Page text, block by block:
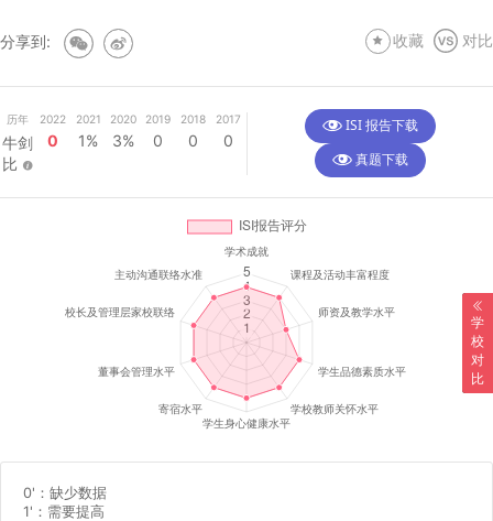
分享到: 收藏 对比
历年
牛剑
比
2022
0
2021
1%
2020
3%
2019
0
2018
0
2017
0
ISI 报告下载
真题下载
0' ：缺少数据
1' ：需要提高
学
校
对
比